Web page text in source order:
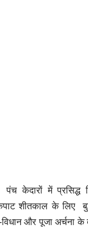
पंच केदारों में प्रसिद्ध
शीतकाल के लिए
और पूजा अर्चना के